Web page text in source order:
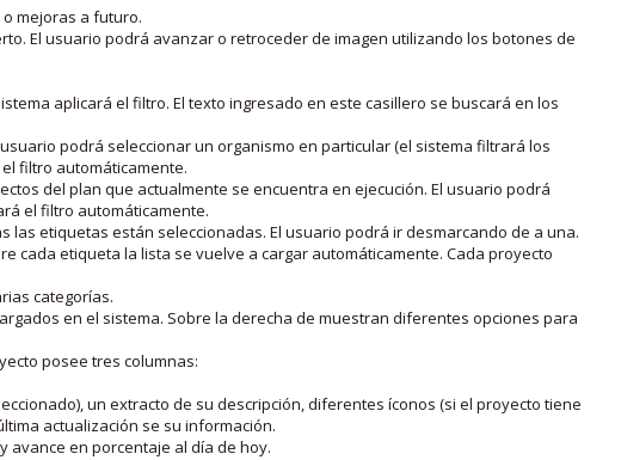
mejoras a futuro.
El usuario podrá avanzar o retroceder de imagen utilizando los botones de
aplicará el filtro. El texto ingresado en este casillero se buscará en los
podrá seleccionar un organismo en particular (el sistema filtrará los
filtro automáticamente.
del plan que actualmente se encuentra en ejecución. El usuario podrá
el filtro automáticamente.
etiquetas están seleccionadas. El usuario podrá ir desmarcando de a una.
cada etiqueta la lista se vuelve a cargar automáticamente. Cada proyecto
categorías.
en el sistema. Sobre la derecha de muestran diferentes opciones para
posee tres columnas:
un extracto de su descripción, diferentes íconos (si el proyecto tiene
actualización se su información.
avance en porcentaje al día de hoy.